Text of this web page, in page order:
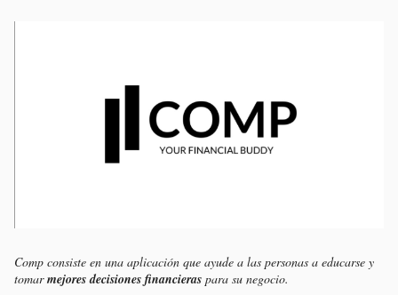
Comp consiste en una aplicación que ayude a las personas a educarse y
tomarmejores decisiones financieras para su negocio.